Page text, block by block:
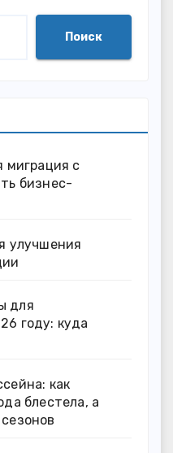
Поиск
миграция с
бизнес-
улучшения
для
году: куда
как
блестела, а